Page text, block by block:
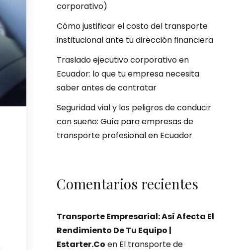
corporativo)
Cómo justificar el costo del transporte
institucional ante tu dirección financiera
Traslado ejecutivo corporativo en
Ecuador: lo que tu empresa necesita
saber antes de contratar
Seguridad vial y los peligros de conducir
con sueño: Guía para empresas de
transporte profesional en Ecuador
Comentarios recientes
Transporte Empresarial: Así Afecta El
Rendimiento De Tu Equipo |
Estarter.co en El transporte de